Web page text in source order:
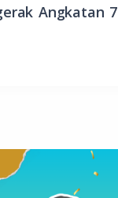
Angkatan 7